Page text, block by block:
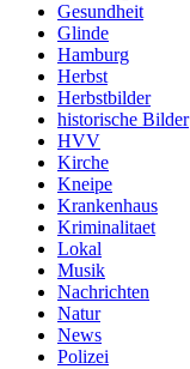
Gesundheit
Glinde
Hamburg
Herbst
Herbstbilder
historische Bilder
HVV
Kirche
Kneipe
Krankenhaus
Kriminalitaet
Lokal
Musik
Nachrichten
Natur
News
Polizei